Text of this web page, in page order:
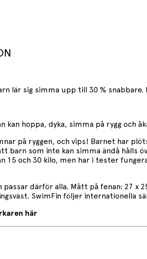
lär sig simma upp till 30 %
kan hoppa, dyka, simma på rygg och
på ryggen, och vips! Barnet har
barn som inte kan simma ändå hålls
15 och 30 kilo, men har i tester
därför alla. Mått på fenan: 27 x
SwimFin följer internationella
här